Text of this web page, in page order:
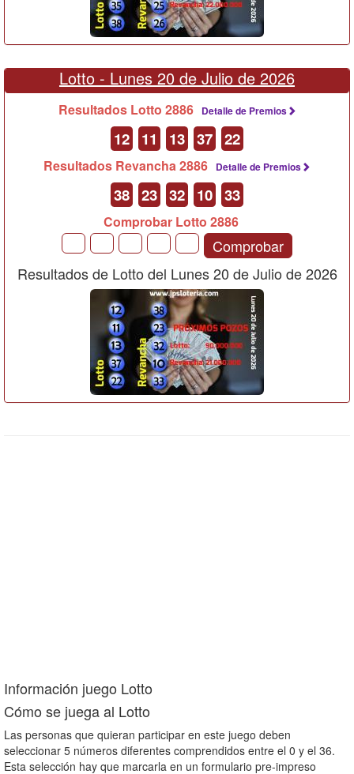
Lotto - Lunes 20 de Julio de 2026
Resultados Lotto 2886 Detalle de Premios
12 11 13 37 22
Resultados Revancha 2886 Detalle de Premios
38 23 32 10 33
Comprobar Lotto 2886
Comprobar
Resultados de Lotto del Lunes 20 de Julio de 2026
Información juego Lotto
Cómo se juega al Lotto
Las personas que quieran participar en este juego deben
seleccionar 5 números diferentes comprendidos entre el 0 y el 36.
Esta selección hay que marcarla en un formulario pre-impreso